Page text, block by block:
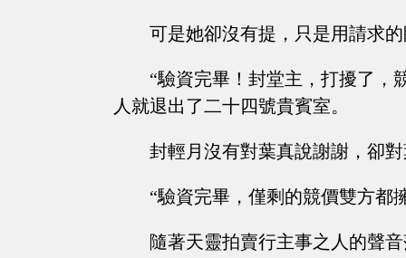
可是她卻沒有提，只是用請求
“驗資完畢！封堂主，打擾了，
人就退出了二十四號貴賓室。
封輕月沒有對葉真說謝謝，卻
“驗資完畢，僅剩的競價雙方都
隨著天靈拍賣行主事之人的聲